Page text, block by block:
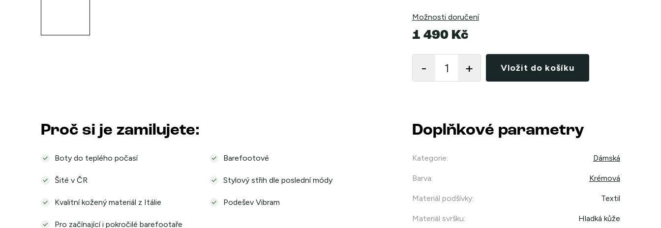
Možnosti doručení
1 490 Kč
Vložit do košíku
Proč si je zamilujete:
Boty do teplého počasí Barefootové
Šité v ČR Stylový střih dle poslední módy
Kvalitní kožený materiál z Itálie Podešev Vibram
Pro začínající i pokročilé barefootaře
Doplňkové parametry
Kategorie: Dámská
Barva: Krémová
Materiál podšívky: Textil
Materiál svršku: Hladká kůže